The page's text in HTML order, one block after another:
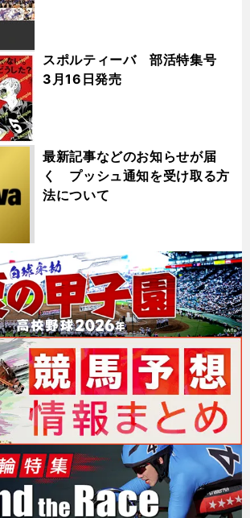
スポルティーバ 部活特集号
3月16日発売
最新記事などのお知らせが届
く プッシュ通知を受け取る方
法について